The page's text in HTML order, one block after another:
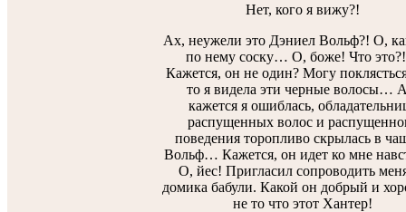
Нет, кого я вижу?!
Ах, неужели это Дэниел Вольф?! О,
по нему соску… О, боже! Что
Кажется, он не один? Могу
то я видела эти черные волосы…
кажется я ошиблась,
распущенных волос и
поведения торопливо скрылась в
Вольф… Кажется, он идет ко мне
О, йес! Пригласил сопроводить
домика бабули. Какой он добрый и
не то что этот Хантер!